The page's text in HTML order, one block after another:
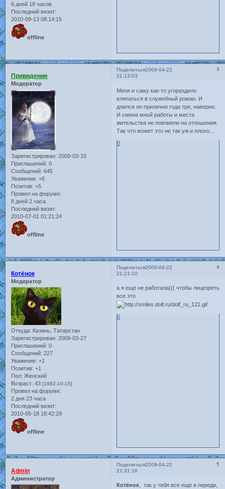
6 дней 18 часов
Последний визит:
2010-09-13 08:14:15
offline
Поделиться 3
2009-04-22
21:13:03
Привидение
Модератор
Зарегистрирован: 2009-03-10
Приглашений: 0
Сообщений: 645
Уважение: +6
Позитив: +5
Провел на форуме:
8 дней 2 часа
Последний визит:
2010-07-01 01:21:24
offline
Меня и саму как-то угораздило
вляпаться в служебный роман. И
длился он прилично года три, наверно.
И смена мной работы и места
жительства не повлияли на отношения.
Так что может это не так уж и плохо...
0
Поделиться 4
2009-04-22
21:21:10
Котёнок
Модератор
Откуда: Казань, Татарстан
Зарегистрирован: 2009-03-27
Приглашений: 0
Сообщений: 227
Уважение: +1
Позитив: +1
Пол: Женский
Возраст: 43 [1982-10-15]
Провел на форуме:
2 дня 23 часа
Последний визит:
2010-05-18 18:42:29
offline
а я еще не работала((( чтобы лицезреть
все это
0
Поделиться 5
2009-04-22
21:31:16
Admin
Администратор
Котёнок, так у тебя все еще в переди,